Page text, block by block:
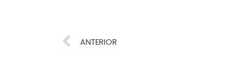
ANTERIOR